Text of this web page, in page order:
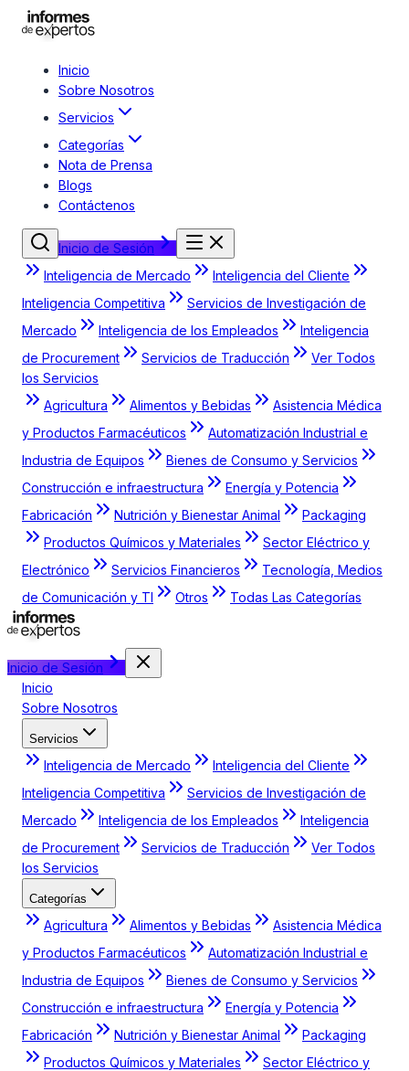
Inicio
Sobre Nosotros
Servicios
Categorías
Nota de Prensa
Blogs
Contáctenos
Inicio de Sesión
Inteligencia de Mercado
Inteligencia del Cliente
Inteligencia Competitiva
Servicios de Investigación de
Mercado
Inteligencia de los Empleados
Inteligencia
de Procurement
Servicios de Traducción
Ver Todos
los Servicios
Agricultura
Alimentos y Bebidas
Asistencia Médica
y Productos Farmacéuticos
Automatización Industrial e
Industria de Equipos
Bienes de Consumo y Servicios
Construcción e infraestructura
Energía y Potencia
Fabricación
Nutrición y Bienestar Animal
Packaging
Productos Químicos y Materiales
Sector Eléctrico y
Electrónico
Servicios Financieros
Tecnología, Medios
de Comunicación y TI
Otros Todas Las Categorías
Inicio de Sesión
Inicio
Sobre Nosotros
Servicios
Inteligencia de Mercado
Inteligencia del Cliente
Inteligencia Competitiva
Servicios de Investigación de
Mercado
Inteligencia de los Empleados
Inteligencia
de Procurement
Servicios de Traducción
Ver Todos
los Servicios
Categorías
Agricultura Alimentos y Bebidas
Asistencia Médica
y Productos Farmacéuticos
Automatización Industrial e
Industria de Equipos
Bienes de Consumo y Servicios
Construcción e infraestructura
Energía y Potencia
Fabricación
Nutrición y Bienestar Animal
Packaging
Productos Químicos y Materiales
Sector Eléctrico y